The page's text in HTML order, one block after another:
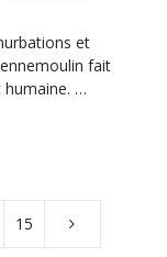
et
fait
humaine. …
15